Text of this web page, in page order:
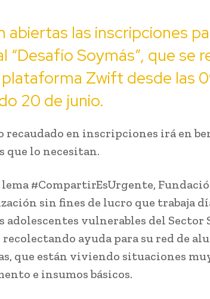
abiertas las inscripciones
“Desafío Soymás”, que se
plataforma Zwift desde las
20 de junio.
recaudado en inscripciones irá en
que lo necesitan.
lema #CompartirEsUrgente,
sin fines de lucro que trabaja
adolescentes vulnerables del Sector
recolectando ayuda para su red de
que están viviendo situaciones
e insumos básicos.